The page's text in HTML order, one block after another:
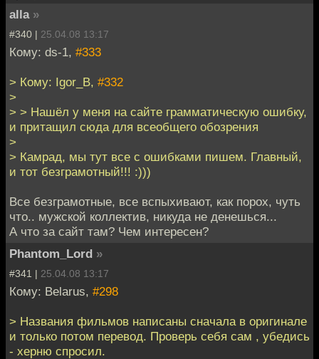
alla »
#340 | 25.04.08 13:17
Кому: ds-1, #333
> Кому: Igor_B, #332
>
> > Нашёл у меня на сайте грамматическую ошибку,
и притащил сюда для всеобщего обозрения
>
> Камрад, мы тут все с ошибками пишем. Главный,
и тот безграмотный!!! :)))
Все безграмотные, все вспыхивают, как порох, чуть
что.. мужской коллектив, никуда не денешься...
А что за сайт там? Чем интересен?
Phantom_Lord »
#341 | 25.04.08 13:17
Кому: Belarus, #298
> Названия фильмов написаны сначала в оригинале
и только потом перевод. Проверь себя сам , убедись
- херню спросил.